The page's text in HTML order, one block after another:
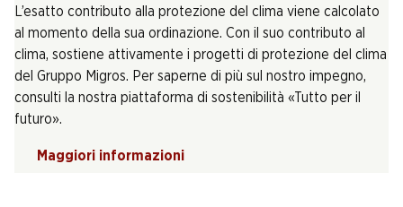
L’esatto contributo alla protezione del clima viene calcolato
al momento della sua ordinazione. Con il suo contributo al
clima, sostiene attivamente i progetti di protezione del clima
del Gruppo Migros. Per saperne di più sul nostro impegno,
consulti la nostra piattaforma di sostenibilità «Tutto per il
futuro».
Maggiori informazioni